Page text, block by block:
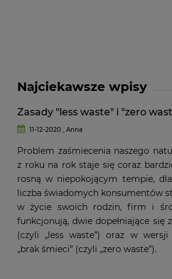
Najciekawsze wpisy
Zasady "less waste" i "zero
11-12-2020 , Anna
Problem zaśmiecenia naszego
z roku na rok staje się coraz
rosną w niepokojącym tempie,
liczba świadomych konsumentów
w życie swoich rodzin, firm i
funkcjonują, dwie dopełniające się
(czyli „less waste”) oraz w
„brak śmieci” (czyli „zero waste”).